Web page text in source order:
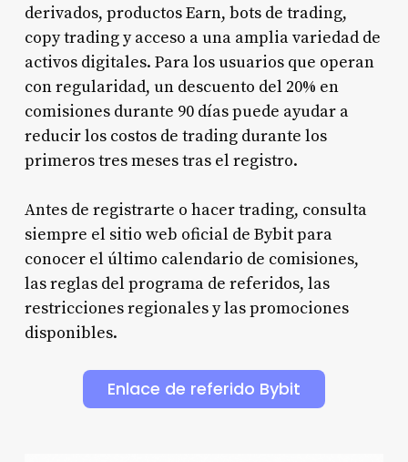
derivados, productos Earn, bots de trading,
copy trading y acceso a una amplia variedad de
activos digitales. Para los usuarios que operan
con regularidad, un descuento del 20% en
comisiones durante 90 días puede ayudar a
reducir los costos de trading durante los
primeros tres meses tras el registro.
Antes de registrarte o hacer trading, consulta
siempre el sitio web oficial de Bybit para
conocer el último calendario de comisiones,
las reglas del programa de referidos, las
restricciones regionales y las promociones
disponibles.
Enlace de referido Bybit